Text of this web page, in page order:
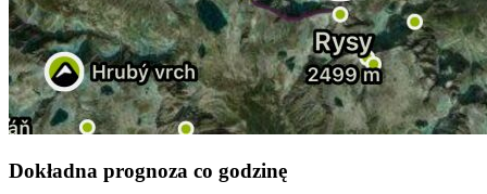
Dokładna prognoza co godzinę